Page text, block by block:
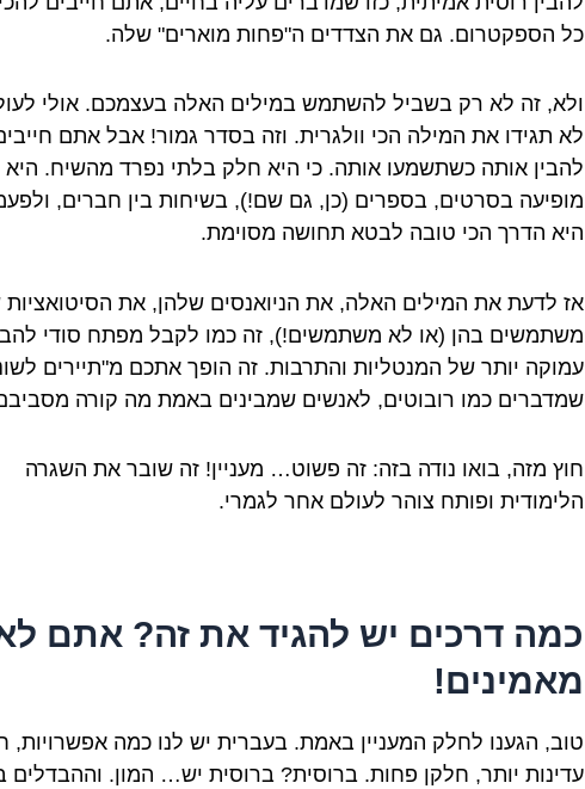
כל הספקטרום. גם את הצדדים ה"פחות מוארים" שלה.
ולא, זה לא רק בשביל להשתמש במילים האלה בעצמכם. אולי
לא תגידו את המילה הכי וולגרית. וזה בסדר גמור! אבל אתם
להבין אותה כשתשמעו אותה. כי היא חלק בלתי נפרד מהשיח. היא
מופיעה בסרטים, בספרים (כן, גם שם!), בשיחות בין חברים,
היא הדרך הכי טובה לבטא תחושה מסוימת.
אז לדעת את המילים האלה, את הניואנסים שלהן, את
משתמשים בהן (או לא משתמשים!), זה כמו לקבל מפתח סודי
עמוקה יותר של המנטליות והתרבות. זה הופך אתכם מ"תיירים
שמדברים כמו רובוטים, לאנשים שמבינים באמת מה קורה
חוץ מזה, בואו נודה בזה: זה פשוט… מעניין! זה שובר את השגרה
הלימודית ופותח צוהר לעולם אחר לגמרי.
כמה דרכים יש להגיד את זה? אתם
מאמינים!
טוב, הגענו לחלק המעניין באמת. בעברית יש לנו כמה אפשרויות,
עדינות יותר, חלקן פחות. ברוסית? ברוסית יש… המון. וההבדלים